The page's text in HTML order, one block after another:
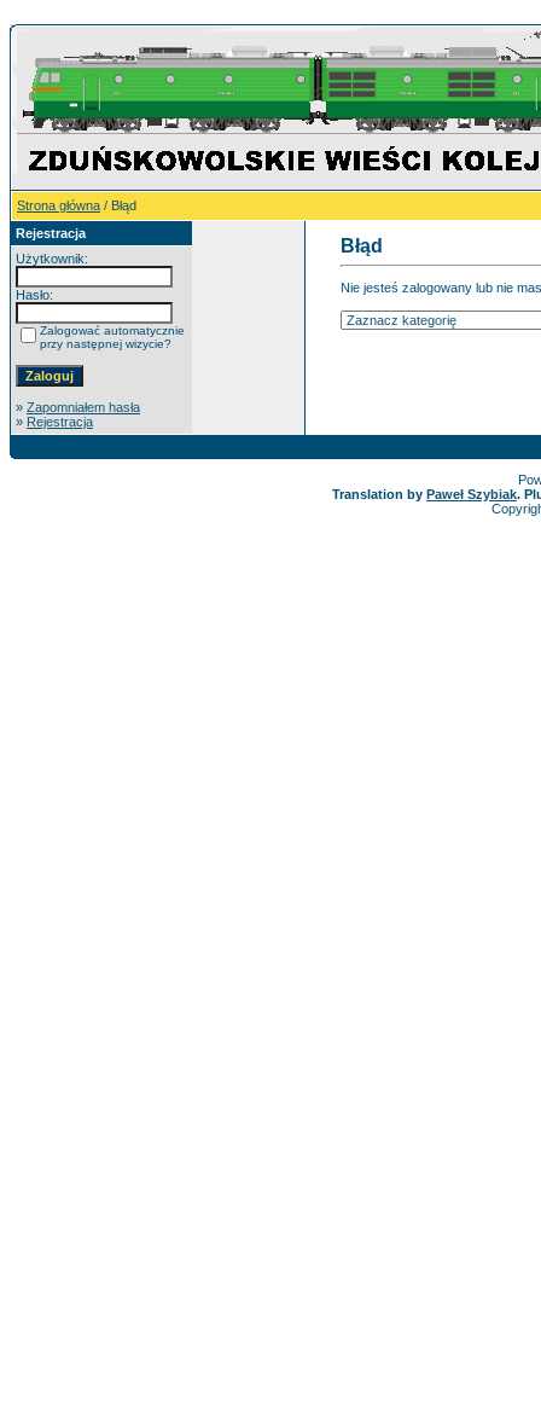
Strona główna / Błąd
Rejestracja
Użytkownik:
Hasło:
Zalogować automatycznie
przy następnej wizycie?
» Zapomniałem hasła
» Rejestracja
Błąd
Nie jesteś zalogowany lub nie
Translation by Paweł Szybiak.